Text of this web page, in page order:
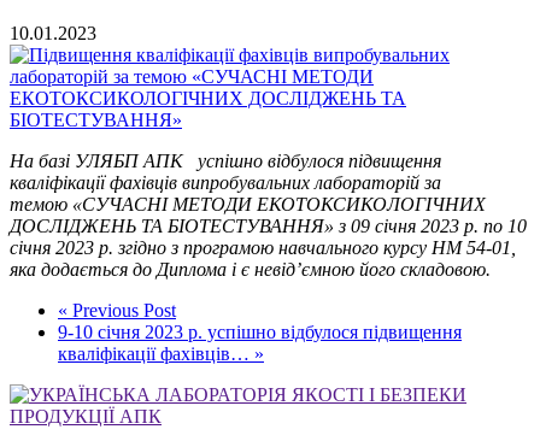
10.01.2023
На базі УЛЯБП АПК успішно відбулося підвищення
кваліфікації фахівців випробувальних лабораторій за
темою «СУЧАСНІ МЕТОДИ ЕКОТОКСИКОЛОГІЧНИХ
ДОСЛІДЖЕНЬ ТА БІОТЕСТУВАННЯ» з 09 січня 2023 р. по 10
січня 2023 р. згідно з програмою навчального курсу НМ 54-01,
яка додається до Диплома і є невід’ємною його складовою.
« Previous Post
9-10 січня 2023 р. успішно відбулося підвищення
кваліфікації фахівців… »